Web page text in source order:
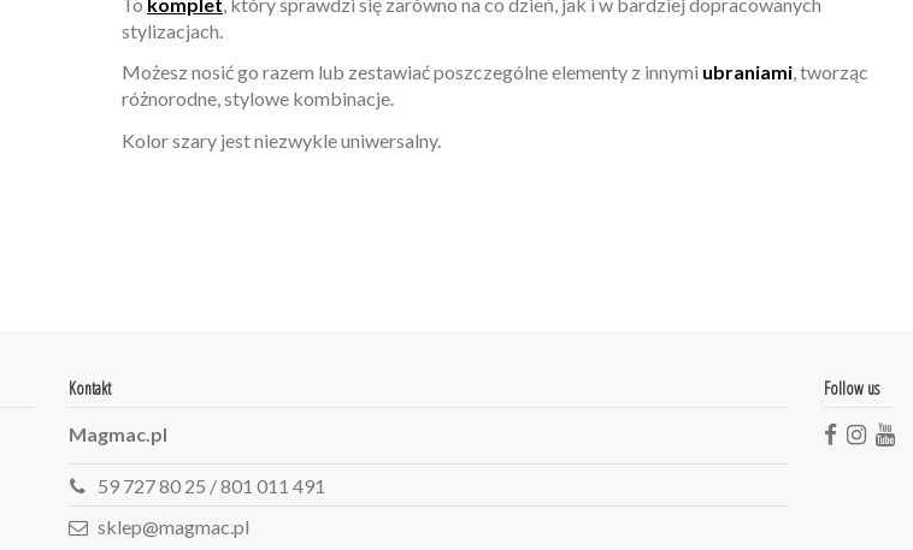
stylizacjach.
Możesz nosić go razem lub zestawiać poszczególne elementy z innymi ubraniami, tworząc
różnorodne, stylowe kombinacje.
Kolor szary jest niezwykle uniwersalny.
Kontakt
Magmac.pl
59 727 80 25 / 801 011 491
sklep@magmac.pl
Follow us